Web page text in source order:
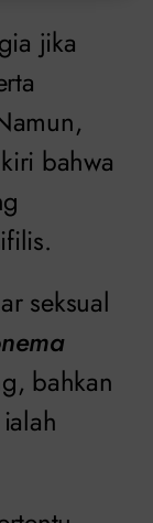
jika
bahwa
seksual
bahkan